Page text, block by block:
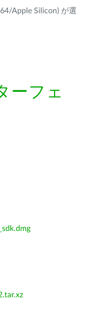
Apple Silicon) が選
ーフェ